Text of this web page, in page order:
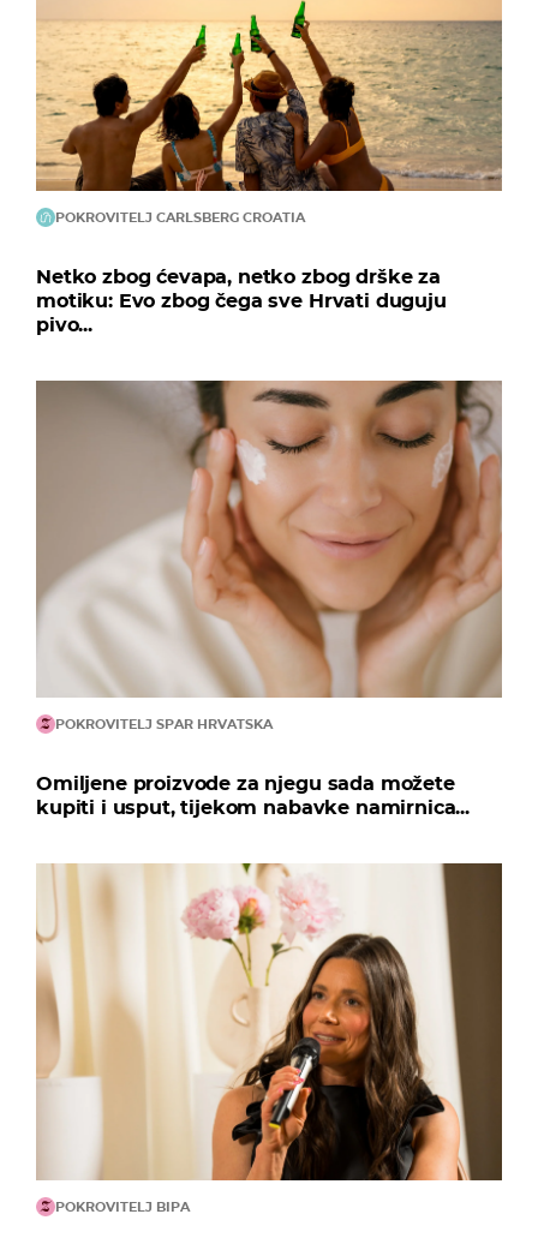
POKROVITELJ CARLSBERG CROATIA
Netko zbog ćevapa, netko zbog drške za
motiku: Evo zbog čega sve Hrvati duguju
pivo...
POKROVITELJ SPAR HRVATSKA
Omiljene proizvode za njegu sada možete
kupiti i usput, tijekom nabavke namirnica...
POKROVITELJ BIPA